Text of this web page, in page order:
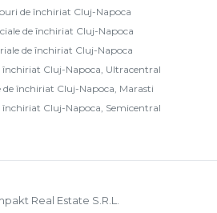
de închiriat Cluj-Napoca
de închiriat Cluj-Napoca
de închiriat Cluj-Napoca
închiriat Cluj-Napoca, Ultracentral
de închiriat Cluj-Napoca, Marasti
închiriat Cluj-Napoca, Semicentral
Real Estate S.R.L.